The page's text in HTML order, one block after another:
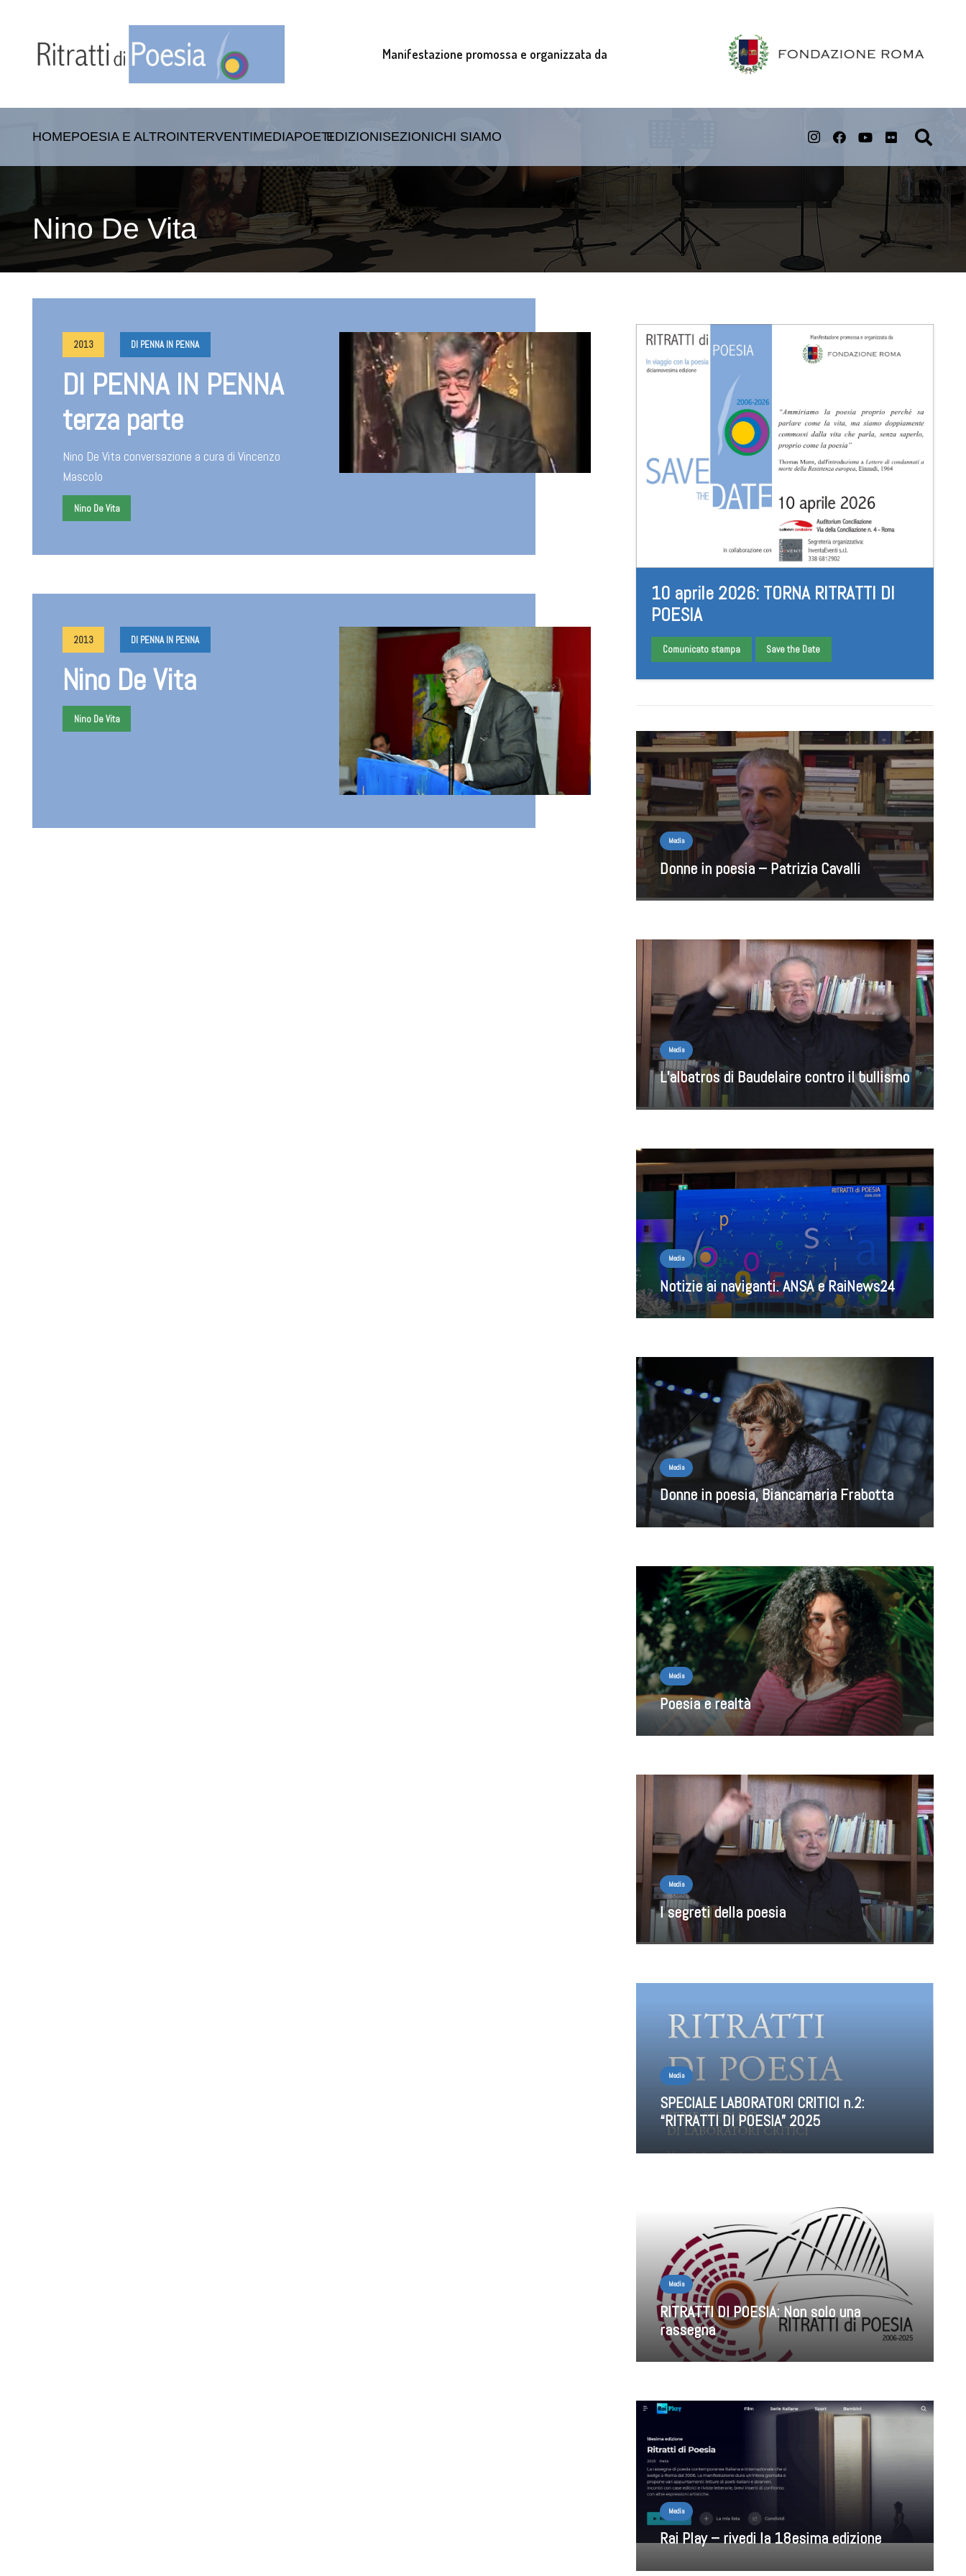
Manifestazione promossa e organizzata da
HOMEPOESIA E ALTROINTERVENTIMEDIAPOETIEDIZIONISEZIONICHI SIAMO
Nino De Vita
2013 DI PENNA IN PENNA
DI PENNA IN PENNA
terza parte
Nino De Vita conversazione a cura di Vincenzo
Mascolo
Nino De Vita
2013 DI PENNA IN PENNA
Nino De Vita
Nino De Vita
10 aprile 2026: TORNA RITRATTI DI
POESIA
Comunicato stampa Save the Date
Media
Donne in poesia – Patrizia Cavalli
Media
L’albatros di Baudelaire contro il bullismo
Media
Notizie ai naviganti. ANSA e RaiNews24
Media
Donne in poesia, Biancamaria Frabotta
Media
Poesia e realtà
Media
I segreti della poesia
Media
SPECIALE LABORATORI CRITICI n.2:
“RITRATTI DI POESIA” 2025
Media
RITRATTI DI POESIA: Non solo una
rassegna
Media
Rai Play – rivedi la 18esima edizione